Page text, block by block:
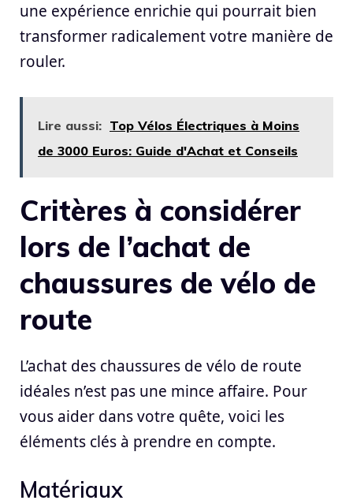
une expérience enrichie qui pourrait bien
transformer radicalement votre manière de
rouler.
Lire aussi: Top Vélos Électriques à Moins
de 3000 Euros: Guide d'Achat et Conseils
Critères à considérer
lors de l’achat de
chaussures de vélo de
route
L’achat des chaussures de vélo de route
idéales n’est pas une mince affaire. Pour
vous aider dans votre quête, voici les
éléments clés à prendre en compte.
Matériaux